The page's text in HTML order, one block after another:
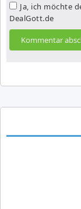
Ja, ich möchte
DealGott.de